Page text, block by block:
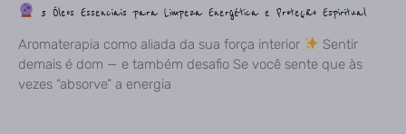
3 Óleos Essenciais para Limpeza Energética e Proteção Espiritual
Aromaterapia como aliada da sua força interior
Sentir
demais é dom — e também desafio Se você sente que às
vezes “absorve” a energia